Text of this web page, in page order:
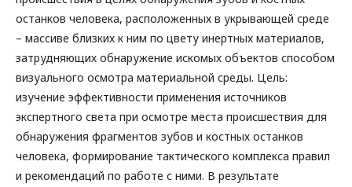
останков человека, расположенных в укрывающей среде
– массиве близких к ним по цвету инертных материалов,
затрудняющих обнаружение искомых объектов способом
визуального осмотра материальной среды. Цель:
изучение эффективности применения источников
экспертного света при осмотре места происшествия для
обнаружения фрагментов зубов и костных останков
человека, формирование тактического комплекса правил
и рекомендаций по работе с ними. В результате